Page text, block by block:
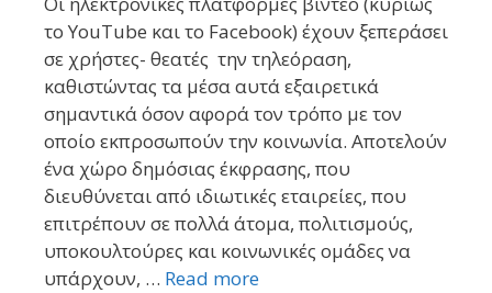
το YouTube και το Facebook) έχουν ξεπεράσει
σε χρήστες- θεατές την τηλεόραση,
καθιστώντας τα μέσα αυτά εξαιρετικά
σημαντικά όσον αφορά τον τρόπο με τον
οποίο εκπροσωπούν την κοινωνία. Αποτελούν
ένα χώρο δημόσιας έκφρασης, που
διευθύνεται από ιδιωτικές εταιρείες, που
επιτρέπουν σε πολλά άτομα, πολιτισμούς,
υποκουλτούρες και κοινωνικές ομάδες να
υπάρχουν, … Read more